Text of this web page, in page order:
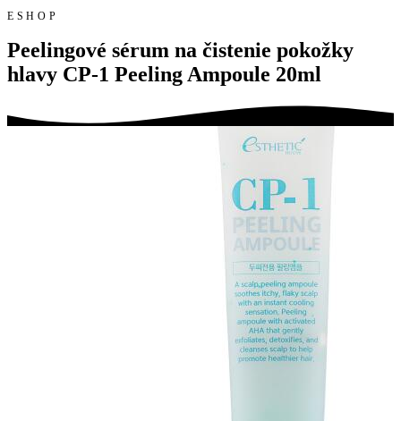
ESHOP
Peelingové sérum na čistenie pokožky
hlavy CP-1 Peeling Ampoule 20ml